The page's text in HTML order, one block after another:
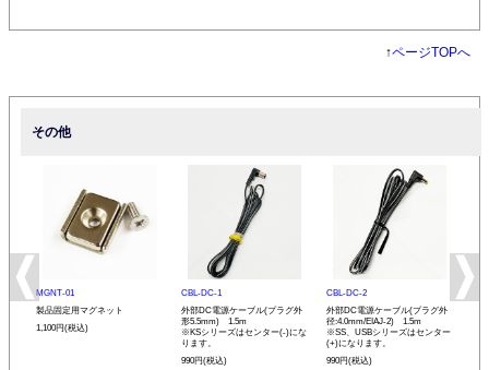
↑ページTOPへ
その他
MGNT-01
製品固定用マグネット
1,100円(税込)
CBL-DC-1
外部DC電源ケーブル(プラグ外
形5.5mm) 1.5m
※KSシリーズはセンター(-)にな
ります。
990円(税込)
CBL-DC-2
外部DC電源ケーブル(プラグ外
径:4.0mm/EIAJ-2) 1.5m
※SS、USBシリーズはセンター
(+)になります。
990円(税込)